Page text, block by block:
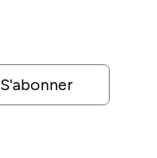
S'abonner